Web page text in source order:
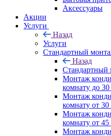
Аксессуары
Акции
Услуги
Назад
Услуги
Стандартный
Назад
Стандартный
Монтаж
комнату до
Монтаж
комнату от
Монтаж
комнату от
Монтаж